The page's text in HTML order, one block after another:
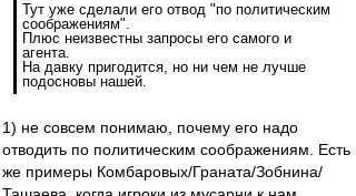
Тут уже сделали его отвод "по политическим
соображениям".
Плюс неизвестны запросы его самого и
агента.
На давку пригодится, но ни чем не лучше
подосновы нашей.
1) не совсем понимаю, почему его надо
отводить по политическим соображениям. Есть
же примеры Комбаровых/Граната/Зобнина/